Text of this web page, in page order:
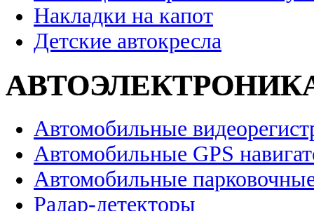
Накладки на капот
Детские автокресла
Автомобильные
Автомобильные GPS
Автомобильные
Радар-детекторы